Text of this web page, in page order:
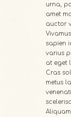
urna,
amet
auctor
sapien
varius
at eget
Cras
metus